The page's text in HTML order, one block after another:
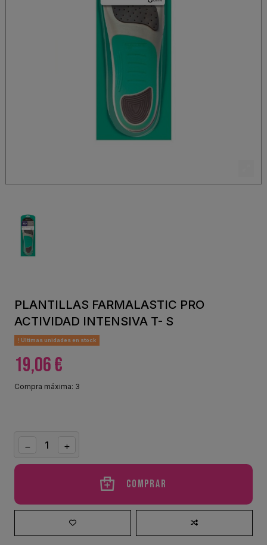
PLANTILLAS FARMALASTIC PRO
ACTIVIDAD INTENSIVA T- S
Últimas unidades en stock
19,06 €
Compra máxima: 3
Comprar